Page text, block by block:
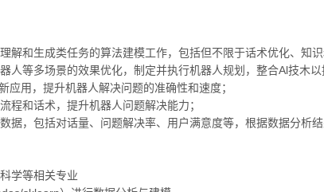
解和生成类任务的算法建模工作，包括但不限于话术优化、知
等多场景的效果优化，制定并执行机器人规划，整合Al技木以
用，提升机器人解决问题的准确性和速度；
程和话术，提升机器人问题解决能力；
，包括对话量、问题解决率、用户满意度等，根据数据分析
学等相关专业